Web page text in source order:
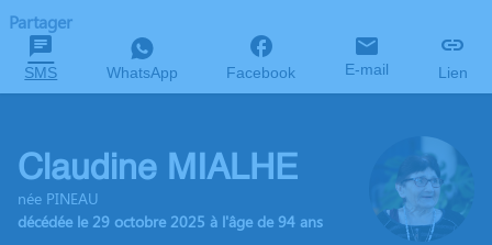
Partager
SMS WhatsApp Facebook E-mail Lien
Claudine MIALHE
née PINEAU
décédée le 29 octobre 2025 à l'âge de 94 ans